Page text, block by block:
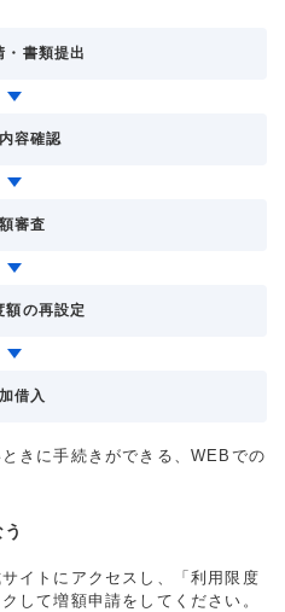
・書類提出
容確認
審査
額の再設定
借入
きに手続きができる、WEBでの
イトにアクセスし、「利用限度
して増額申請をしてください。